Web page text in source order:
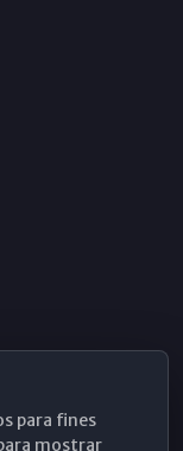
para fines
mostrar